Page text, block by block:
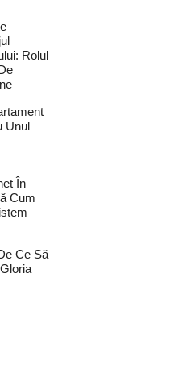
Rolul
Unul
În
Cum
Ce Să